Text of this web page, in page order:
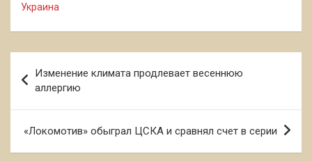
Украина
по
записям
Изменение климата продлевает весеннюю
аллергию
«Локомотив» обыграл ЦСКА и сравнял счет в серии